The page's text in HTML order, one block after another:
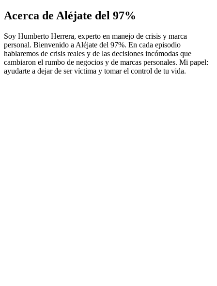
Acerca de Aléjate del 97%
Soy Humberto Herrera, experto en manejo de crisis y marca
personal. Bienvenido a Aléjate del 97%. En cada episodio
hablaremos de crisis reales y de las decisiones incómodas que
cambiaron el rumbo de negocios y de marcas personales. Mi papel:
ayudarte a dejar de ser víctima y tomar el control de tu vida.